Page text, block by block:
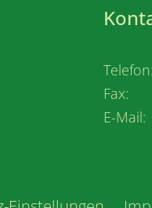
Fax:
E-